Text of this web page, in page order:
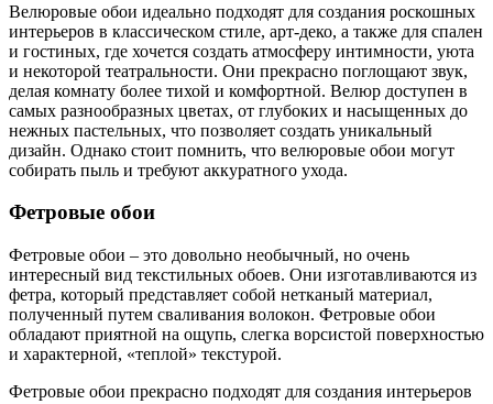
Велюровые обои идеально подходят для создания роскошных
интерьеров в классическом стиле, арт-деко, а также для спален
и гостиных, где хочется создать атмосферу интимности, уюта
и некоторой театральности. Они прекрасно поглощают звук,
делая комнату более тихой и комфортной. Велюр доступен в
самых разнообразных цветах, от глубоких и насыщенных до
нежных пастельных, что позволяет создать уникальный
дизайн. Однако стоит помнить, что велюровые обои могут
собирать пыль и требуют аккуратного ухода.
Фетровые обои
Фетровые обои – это довольно необычный, но очень
интересный вид текстильных обоев. Они изготавливаются из
фетра, который представляет собой нетканый материал,
полученный путем сваливания волокон. Фетровые обои
обладают приятной на ощупь, слегка ворсистой поверхностью
и характерной, «теплой» текстурой.
Фетровые обои прекрасно подходят для создания интерьеров